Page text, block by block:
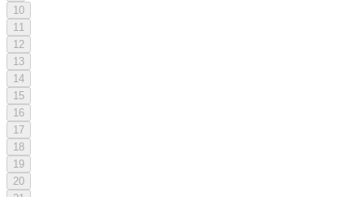
10
11
12
13
14
15
16
17
18
19
20